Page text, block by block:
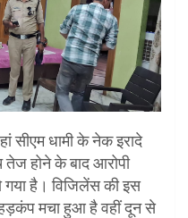
सीएम धामी के नेक इरादे
तेज होने के बाद आरोपी
है। विजिलेंस की इस
मचा हुआ है वहीं दून से